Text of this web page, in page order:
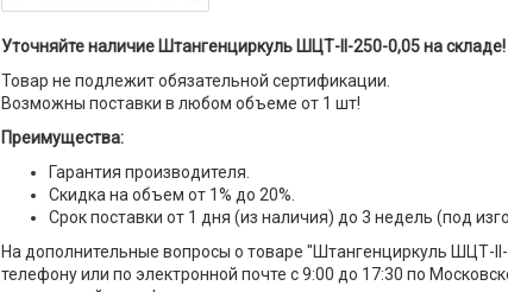
Уточняйте наличие Штангенциркуль ШЦТ-II-250-0,05 на складе!
Товар не подлежит обязательной сертификации.
Возможны поставки в любом объеме от 1 шт!
Преимущества:
Гарантия производителя.
Скидка на объем от 1% до 20%.
Срок поставки от 1 дня (из наличия) до 3 недель (под
На дополнительные вопросы о товаре "Штангенциркуль ШЦТ-
телефону или по электронной почте с 9:00 до 17:30 по